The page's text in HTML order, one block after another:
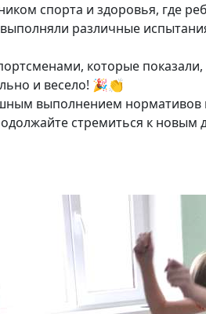
спорта и здоровья, где
различные
которые
и весело! 🎉👏
выполнением нормативов
стремиться к новым